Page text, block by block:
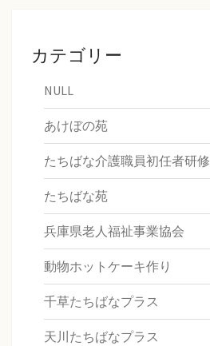
カテゴリー
NULL
あけぼの苑
たちばな介護職員初任者研修
たちばな苑
兵庫県老人福祉事業協会
動物ホットケーキ作り
千草たちばなプラス
天川たちばなプラス